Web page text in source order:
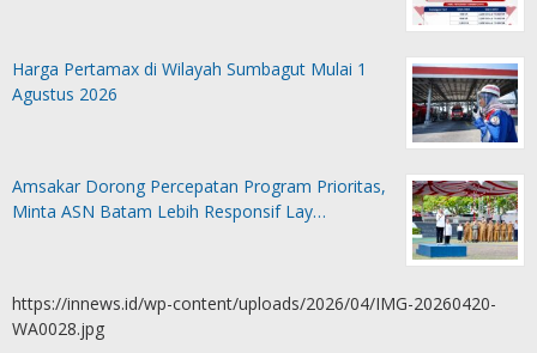
Harga Pertamax di Wilayah Sumbagut Mulai 1
Agustus 2026
Amsakar Dorong Percepatan Program Prioritas,
Minta ASN Batam Lebih Responsif Lay…
https://innews.id/wp-content/uploads/2026/04/IMG-20260420-
WA0028.jpg